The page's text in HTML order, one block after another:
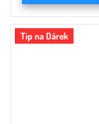
Tip na Dárek